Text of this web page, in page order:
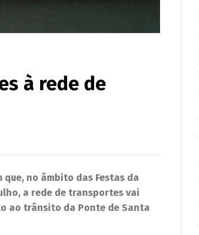
à rede de
que, no âmbito das Festas da
a rede de transportes vai
ao trânsito da Ponte de Santa